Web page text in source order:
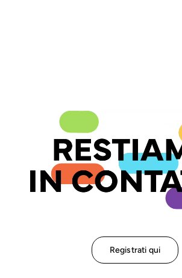
Registrati qui